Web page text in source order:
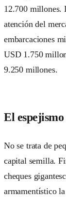
12.700 millones.
atención del
embarcaciones
USD 1.750
9.250 millones.
El
No se trata de
capital semilla.
cheques
armamentístico